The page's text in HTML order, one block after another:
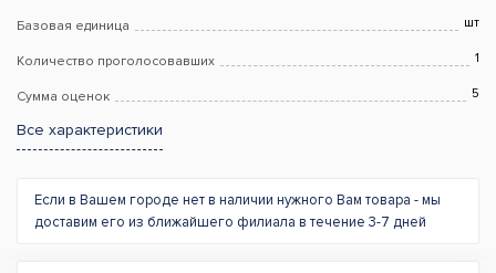
Базовая единица шт
Количество проголосовавших 1
Сумма оценок 5
Все характеристики
Если в Вашем городе нет в наличии нужного Вам товара - мы
доставим его из ближайшего филиала в течение 3-7 дней